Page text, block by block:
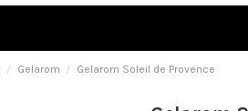
Gelarom Gelarom Soleil de Provence